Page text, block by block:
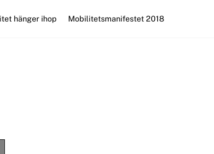
hänger ihop Mobilitetsmanifestet 2018